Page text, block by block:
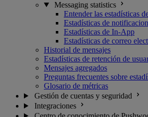
Messaging statistics
Entender las estadísticas
Estadísticas de
Estadísticas de In-App
Estadísticas de correo
Historial de mensajes
Estadísticas de retención de
Mensajes agregados
Preguntas frecuentes sobre
Glosario de métricas
Gestión de cuentas y seguridad
Integraciones